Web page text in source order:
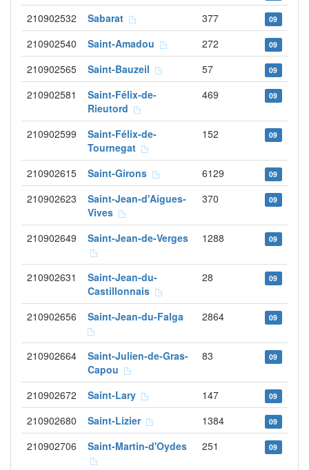
210902532 Sabarat 377 09
210902540 Saint-Amadou 272 09
210902565 Saint-Bauzeil 57 09
210902581
Saint-Félix-de-
Rieutord
469 09
210902599
Saint-Félix-de-
Tournegat
152 09
210902615 Saint-Girons 6129 09
210902623
Saint-Jean-d'Aigues-
Vives
370 09
210902649 Saint-Jean-de-Verges 1288 09
210902631
Saint-Jean-du-
Castillonnais
28 09
210902656 Saint-Jean-du-Falga 2864 09
210902664
Saint-Julien-de-Gras-
Capou
83 09
210902672 Saint-Lary 147 09
210902680 Saint-Lizier 1384 09
210902706 Saint-Martin-d'Oydes 251 09